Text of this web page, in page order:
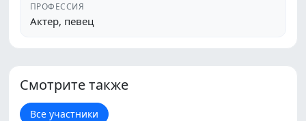
ПРОФЕССИЯ
Актер, певец
Смотрите также
Все участники